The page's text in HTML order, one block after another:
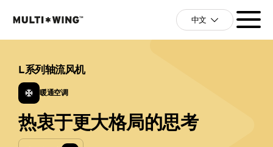
中文
L系列轴流风机
暖通空调
热衷于更大格局的思考